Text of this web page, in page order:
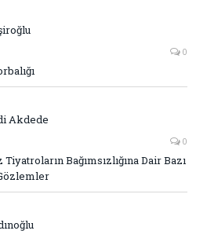
0
Akdede
0
Tiyatroların Bağımsızlığına Dair Bazı